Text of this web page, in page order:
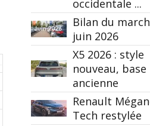
occidentale ...
Bilan du
juin 2026
X5 2026 : style
nouveau, base
ancienne
Renault
Tech restylée